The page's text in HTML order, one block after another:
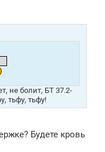
не болит, БТ 37.2-
тьфу, тьфу!
Будете кровь